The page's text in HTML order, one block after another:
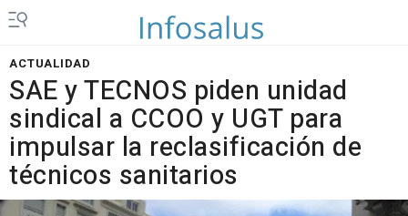
ACTUALIDAD
SAE y TECNOS piden unidad
sindical a CCOO y UGT para
impulsar la reclasificación de
técnicos sanitarios